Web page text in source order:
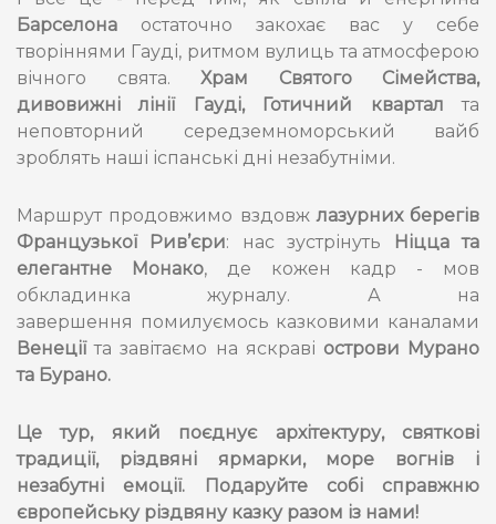
Барселона остаточно закохає вас у себе
творіннями Гауді, ритмом вулиць та атмосферою
вічного свята. Храм Святого Сімейства,
дивовижні лінії Гауді, Готичний кварталта
неповторний середземноморський вайб
зроблять наші іспанські дні незабутніми.
Маршрут продовжимо вздовжлазурних берегів
Французької Рив’єри: нас зустрінуть
Ніцца та
елегантне Монако, де кожен кадр - мов
обкладинка журналу. А на
завершення помилуємось казковими каналами
Венеціїта завітаємо на яскраві острови Мурано
та Бурано.
Це тур, який поєднує архітектуру, святкові
традиції, різдвяні ярмарки, море вогнів і
незабутні емоції. Подаруйте собі справжню
європейську різдвяну казку разом із нами!